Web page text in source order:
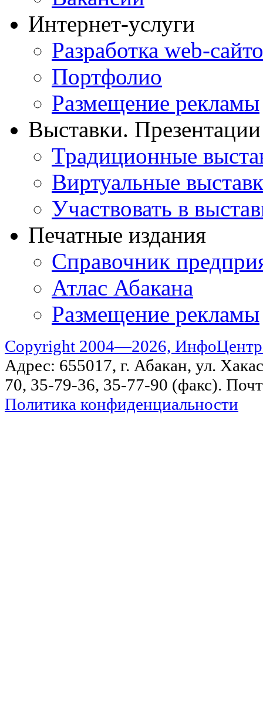
Интернет-услуги
Разработка web-
Портфолио
Размещение рекламы
Выставки. Презентации
Традиционные
Виртуальные
Участвовать в
Печатные издания
Справочник
Атлас Абакана
Размещение рекламы
Copyright 2004—2026,
Адрес: 655017, г. Абакан, ул.
70, 35-79-36, 35-77-90 (факс).
Политика конфиденциальности